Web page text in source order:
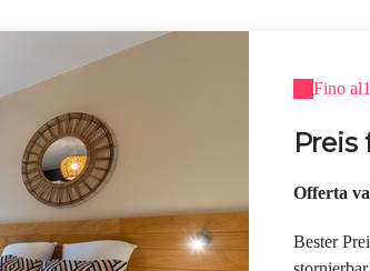
Fino al
Offerta
Bester